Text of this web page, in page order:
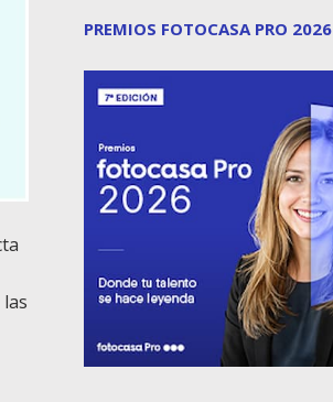
PREMIOS FOTOCASA PRO 2026